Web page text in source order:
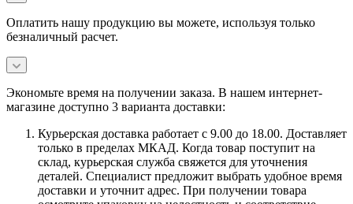
Оплатить нашу продукцию вы можете, используя только
безналичный расчет.
Экономьте время на получении заказа. В нашем интернет-
магазине доступно 3 варианта доставки:
Курьерская доставка работает с 9.00 до 18.00. Доставляет
только в пределах МКАД. Когда товар поступит на
склад, курьерская служба свяжется для уточнения
деталей. Специалист предложит выбрать удобное время
доставки и уточнит адрес. При получении товара